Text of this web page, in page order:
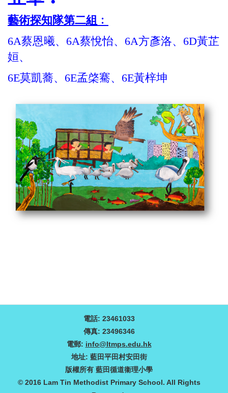
藝術探知隊第二組﹕
6A蔡恩曦、6A蔡悅怡、6A方彥洛、6D黃芷
姮、
6E莫凱蕎、6E孟棨騫、6E黃梓坤
電話: 23461033
傳真: 23496346
電郵: info@ltmps.edu.hk
地址: 藍田平田村安田街
版權所有 藍田循道衞理小學
© 2016 Lam Tin Methodist Primary School. All Rights